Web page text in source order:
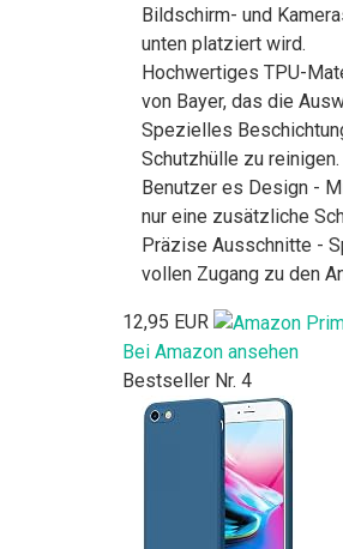
Bildschirm- und
unten platziert wird.
Hochwertiges TPU-
von Bayer, das die
Spezielles
Schutzhülle zu reinigen.
Benutzer es Design -
nur eine zusätzliche
Präzise Ausschnitte -
vollen Zugang zu den
12,95 EUR
Bei Amazon ansehen
Bestseller Nr. 4